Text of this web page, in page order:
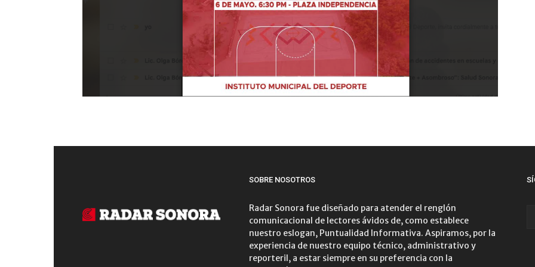
SOBRE NOSOTROS
Radar Sonora fue diseñado para atender el renglón
comunicacional de lectores ávidos de, como establece
nuestro eslogan, Puntualidad Informativa. Aspiramos, por la
experiencia de nuestro equipo técnico, administrativo y
reporteril, a estar siempre en su preferencia con la